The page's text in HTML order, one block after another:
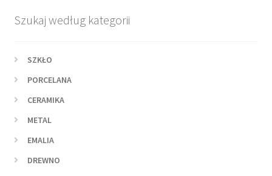
Szukaj według kategorii
SZKŁO
PORCELANA
CERAMIKA
METAL
EMALIA
DREWNO